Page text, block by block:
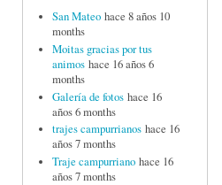
San Mateo hace 8 años 10
months
Moitas gracias por tus
animos hace 16 años 6
months
Galería de fotos hace 16
años 6 months
trajes campurrianos hace 16
años 7 months
Traje campurriano hace 16
años 7 months